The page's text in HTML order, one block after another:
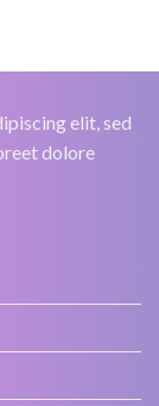
elit, sed
dolore